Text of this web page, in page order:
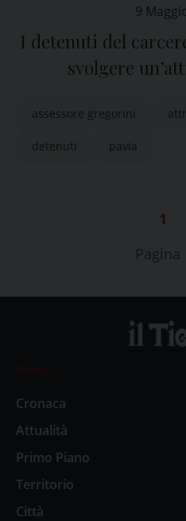
9
I detenuti del
svolgere
assessore gregorini
detenuti pavia
1
Pagina
News
Cronaca
Attualità
Primo Piano
Territorio
Città